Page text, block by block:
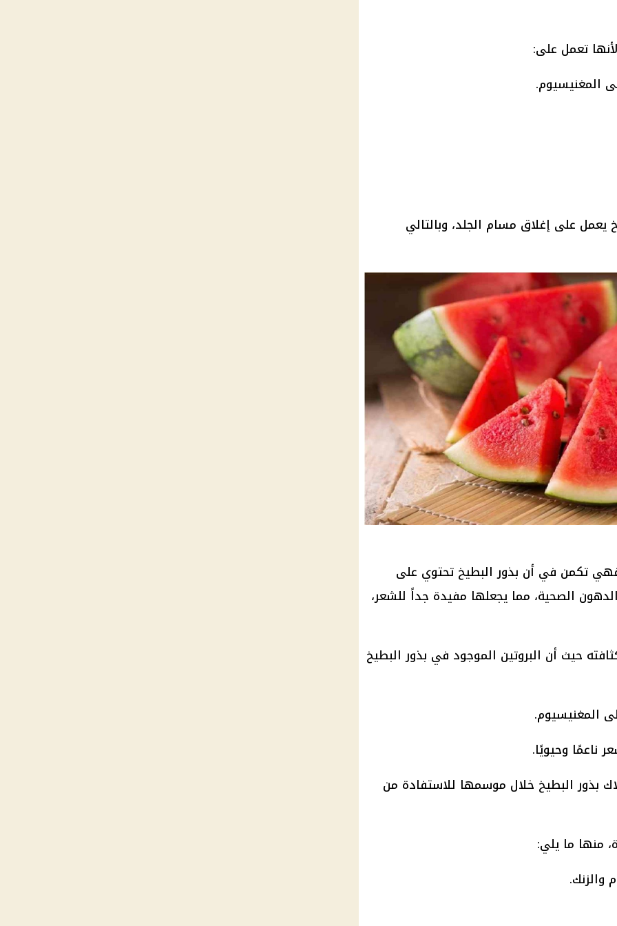
تعمل على:
المغنيسيوم.
على إغلاق مسام الجلد، وبالتالي
فهي تكمن في أن بذور البطيخ تحتوي على
الصحية، مما يجعلها مفيدة جداً للشعر،
حيث أن البروتين الموجود في بذور البطيخ
المغنيسيوم.
ناعمًا وحيويًا.
بذور البطيخ خلال موسمها للاستفادة من
منها ما يلي:
والزنك.